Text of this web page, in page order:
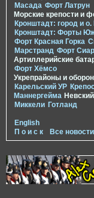
Масада Форт Латрун
Морские крепости и
Кронштадт: город и о.
Кронштадт: Форты
Форт Красная Горка
Марстранд Форт
Артиллерийские
Форт Хёмсо
Укрепрайоны и
Карельский УР
Маннергейма
Миккели Готланд
English
П о и с к
Все новости